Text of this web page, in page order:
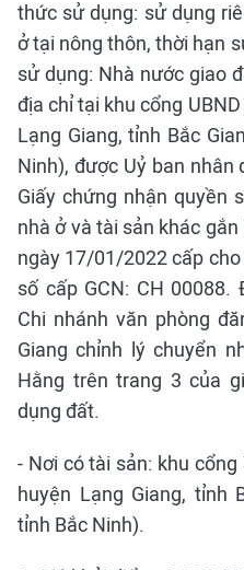
thức sử dụng: sử dụng
ở tại nông thôn, thời hạn
sử dụng: Nhà nước giao
địa chỉ tại khu cổng
Lạng Giang, tỉnh Bắc
Ninh), được Uỷ ban nhân
Giấy chứng nhận quyền
nhà ở và tài sản khác
ngày 17/01/2022 cấp
số cấp GCN: CH
Chi nhánh văn phòng
Giang chỉnh lý chuyển
Hằng trên trang 3 của
dụng đất.
- Nơi có tài sản: khu cổng
huyện Lạng Giang, tỉnh
tỉnh Bắc Ninh).